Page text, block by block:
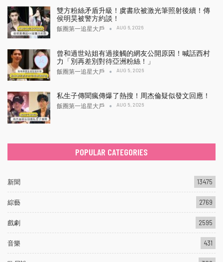
雙方粉絲矛盾升級！虞書欣被激光筆照射後續！傳
侯明昊被警方約談！
飯圈第一追星大戶 AUG 6, 2026
曾和過世站姐有過接觸的網友公開原因！喊話西村
力「別再差別對待亞洲粉絲！」
飯圈第一追星大戶 AUG 5, 2026
私生子傳聞瘋傳爆了熱搜！周杰倫疑似發文回應！
飯圈第一追星大戶 AUG 5, 2026
POPULAR CATEGORIES
新聞 13475
綜藝 2769
戲劇 2595
音樂 431